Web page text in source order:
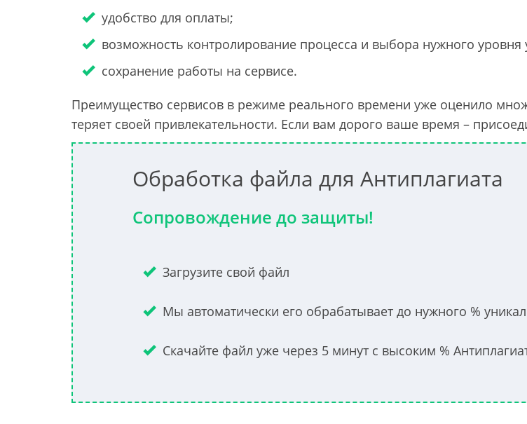
удобство для оплаты;
возможность контролирование процесса и выбора нужного уровня
сохранение работы на сервисе.
Преимущество сервисов в режиме реального времени уже оценило
теряет своей привлекательности. Если вам дорого ваше время –
Обработка файла для Антиплагиата
Сопровождение до защиты!
Загрузите свой файл
Мы автоматически его обрабатывает до нужного %
Скачайте файл уже через 5 минут с высоким %